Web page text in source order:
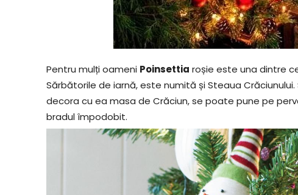
Pentru mulți oameni Poinsettia roșie este una dintre
Sărbătorile de iarnă, este numită și Steaua
decora cu ea masa de Crăciun, se poate pune pe
bradul împodobit.